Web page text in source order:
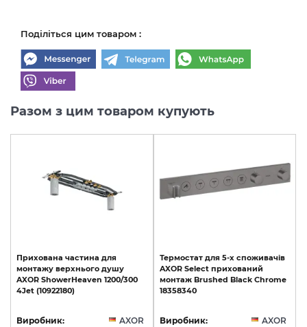
Поділіться цим товаром :
Разом з цим товаром купують
Прихована частина для
монтажу верхнього душу
AXOR ShowerHeaven 1200/300
4Jet (10922180)
Виробник: AXOR
Термостат для 5-х споживачів
AXOR Select прихований
монтаж Brushed Black Chrome
18358340
Виробник: AXOR